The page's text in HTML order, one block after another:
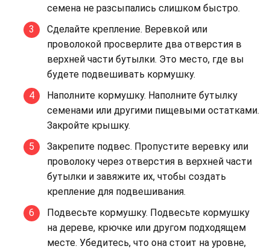
семена не разсыпались слишком быстро.
Сделайте крепление. Веревкой или
проволокой просверлите два отверстия в
верхней части бутылки. Это место, где вы
будете подвешивать кормушку.
Наполните кормушку. Наполните бутылку
семенами или другими пищевыми остатками.
Закройте крышку.
Закрепите подвес. Пропустите веревку или
проволоку через отверстия в верхней части
бутылки и завяжите их, чтобы создать
крепление для подвешивания.
Подвесьте кормушку. Подвесьте кормушку
на дереве, крючке или другом подходящем
месте. Убедитесь, что она стоит на уровне,